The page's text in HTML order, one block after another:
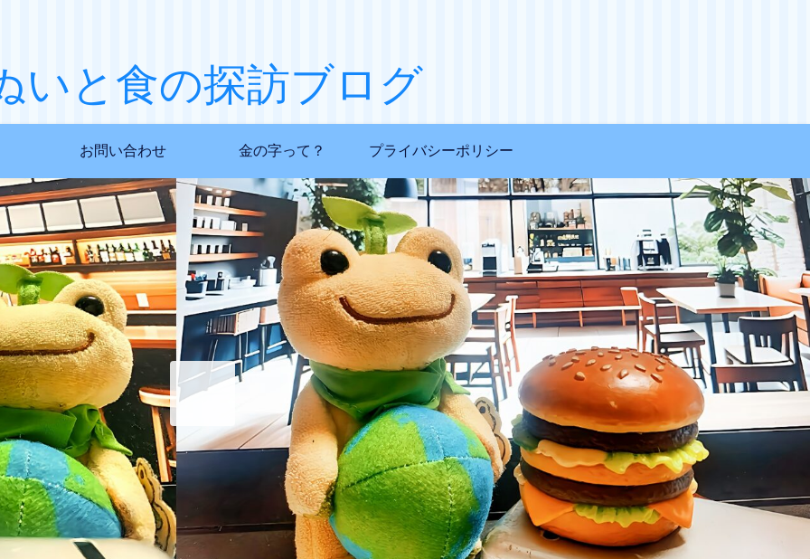
いと食の探訪ブログ
お問い合わせ 金の字って？ プライバシーポリシー